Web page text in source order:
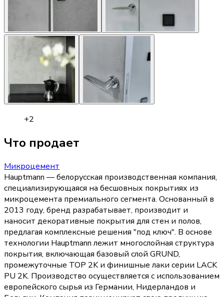
+2
Что продает
Микроцемент
Hauptmann — белорусская производственная компания,
специализирующаяся на бесшовных покрытиях из
микроцемента премиального сегмента. Основанный в
2013 году, бренд разрабатывает, производит и
наносит декоративные покрытия для стен и полов,
предлагая комплексные решения "под ключ". В основе
технологии Hauptmann лежит многослойная структура
покрытия, включающая базовый слой GRUND,
промежуточные TOP 2K и финишные лаки серии LACK
PU 2K. Производство осуществляется с использованием
европейского сырья из Германии, Нидерландов и